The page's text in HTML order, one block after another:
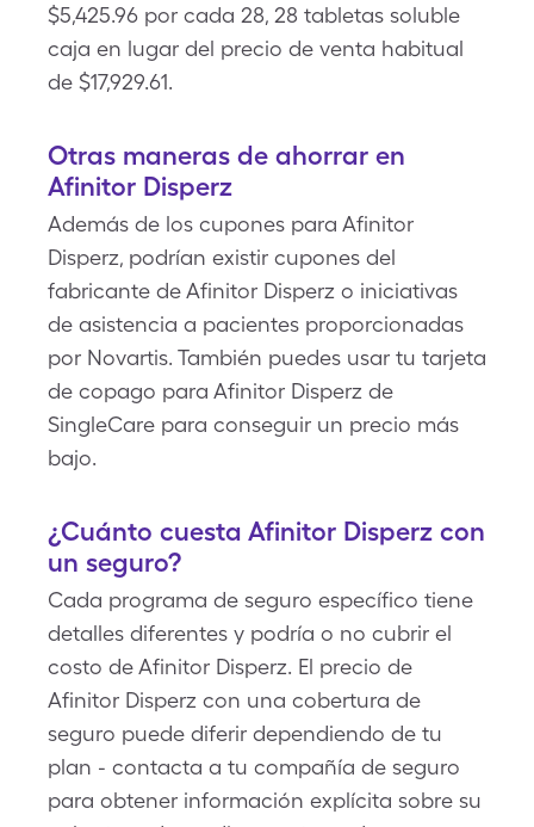
$5,425.96 por cada 28, 28 tabletas soluble
caja en lugar del precio de venta habitual
de $17,929.61.
Otras maneras de ahorrar en
Afinitor Disperz
Además de los cupones para Afinitor
Disperz, podrían existir cupones del
fabricante de Afinitor Disperz o iniciativas
de asistencia a pacientes proporcionadas
por Novartis. También puedes usar tu tarjeta
de copago para Afinitor Disperz de
SingleCare para conseguir un precio más
bajo.
¿Cuánto cuesta Afinitor Disperz con
un seguro?
Cada programa de seguro específico tiene
detalles diferentes y podría o no cubrir el
costo de Afinitor Disperz. El precio de
Afinitor Disperz con una cobertura de
seguro puede diferir dependiendo de tu
plan - contacta a tu compañía de seguro
para obtener información explícita sobre su